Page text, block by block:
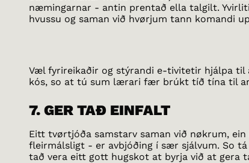
næmingarnar - antin prentað ella talgilt.
hvussu og saman við hvørjum tann komandi
Væl fyrireikaðir og stýrandi e-tivitetir hjálpa
kós, so at tú sum lærari fær brúkt tíð tína til
7. GER TAÐ EINFALT
Eitt tvørtjóða samstarv saman við nøkrum,
fleirmálsligt - er avbjóðing í sær sjálvum. So
tað vera eitt gott hugskot at byrja við at gera